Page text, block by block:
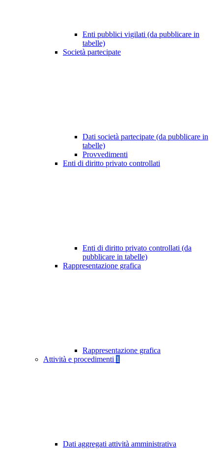
Enti pubblici vigilati (da pubblicare in
tabelle)
Società partecipate
Dati società partecipate (da pubblicare in
tabelle)
Provvedimenti
Enti di diritto privato controllati
Enti di diritto privato controllati (da
pubblicare in tabelle)
Rappresentazione grafica
Rappresentazione grafica
Attività e procedimenti 1
Dati aggregati attività amministrativa